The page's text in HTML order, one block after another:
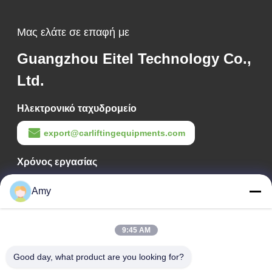
Μας ελάτε σε επαφή με
Guangzhou Eitel Technology Co.,
Ltd.
Ηλεκτρονικό ταχυδρομείο
export@carliftingequipments.com
Χρόνος εργασίας
09:00-18:00
Η διεύθυνσή μας
Amy
9:45 AM
Good day, what product are you looking for?